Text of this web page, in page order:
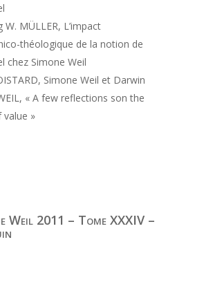
W. MÜLLER, L’impact
théologique de la notion de
chez Simone Weil
Simone Weil et Darwin
« A few reflections son the
»
Weil 2011 – Tome XXXIV –